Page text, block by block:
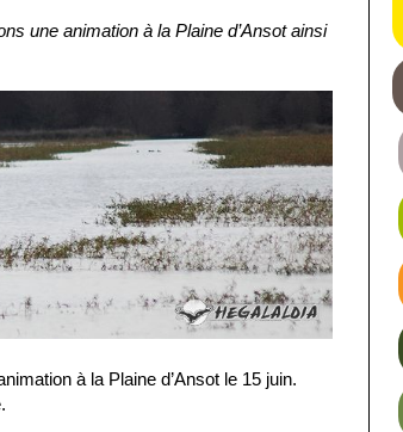
une animation à la Plaine d’Ansot ainsi
à la Plaine d’Ansot le 15 juin.